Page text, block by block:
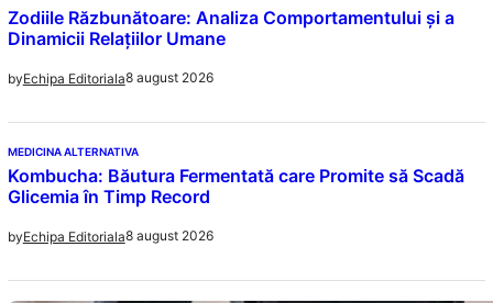
Zodiile Răzbunătoare: Analiza Comportamentului și a
Dinamicii Relațiilor Umane
byEchipa Editoriala8 august 2026
MEDICINA ALTERNATIVA
Kombucha: Băutura Fermentată care Promite să Scadă
Glicemia în Timp Record
byEchipa Editoriala8 august 2026